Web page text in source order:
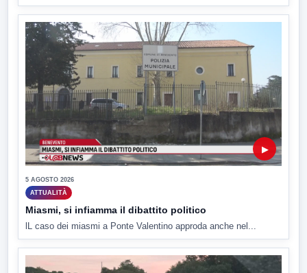
▶
5 AGOSTO 2026
ATTUALITÀ
Miasmi, si infiamma il dibattito politico
lL caso dei miasmi a Ponte Valentino approda anche nel...